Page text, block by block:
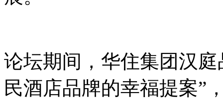
论坛期间，华住集团汉
民酒店品牌的幸福提案”